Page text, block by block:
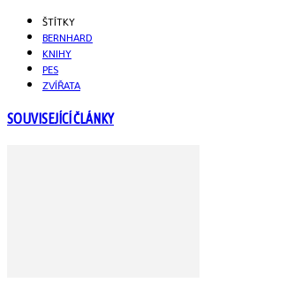
ŠTÍTKY
BERNHARD
KNIHY
PES
ZVÍŘATA
SOUVISEJÍCÍ ČLÁNKY